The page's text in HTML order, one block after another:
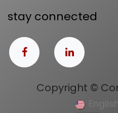
stay connected
Copyright ©